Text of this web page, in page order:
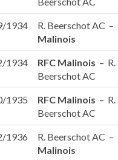
1934 R. Beerschot AC –
Malinois
1934 RFC Malinois – R.
Beerschot AC
1935 RFC Malinois – R.
Beerschot AC
1936 R. Beerschot AC –
Malinois